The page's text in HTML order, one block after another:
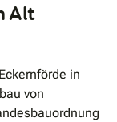
Alt
in
von